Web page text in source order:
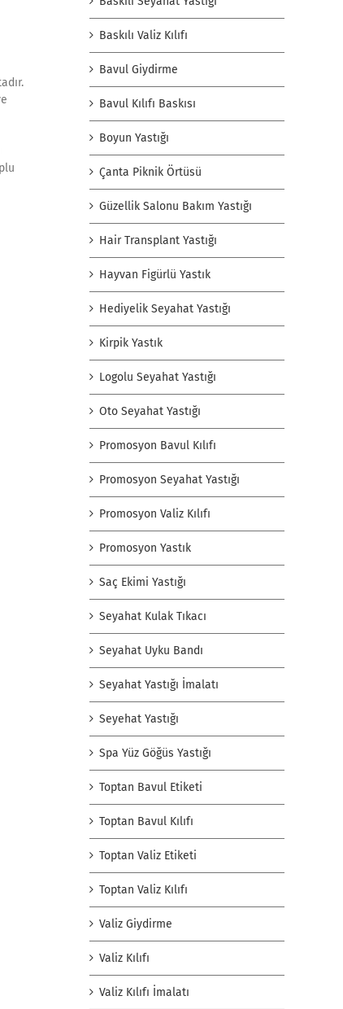
Baskılı Valiz Kılıfı
Bavul Giydirme
Bavul Kılıfı Baskısı
Boyun Yastığı
Çanta Piknik Örtüsü
Güzellik Salonu Bakım Yastığı
Hair Transplant Yastığı
Hayvan Figürlü Yastık
Hediyelik Seyahat Yastığı
Kirpik Yastık
Logolu Seyahat Yastığı
Oto Seyahat Yastığı
Promosyon Bavul Kılıfı
Promosyon Seyahat Yastığı
Promosyon Valiz Kılıfı
Promosyon Yastık
Saç Ekimi Yastığı
Seyahat Kulak Tıkacı
Seyahat Uyku Bandı
Seyahat Yastığı İmalatı
Seyehat Yastığı
Spa Yüz Göğüs Yastığı
Toptan Bavul Etiketi
Toptan Bavul Kılıfı
Toptan Valiz Etiketi
Toptan Valiz Kılıfı
Valiz Giydirme
Valiz Kılıfı
Valiz Kılıfı İmalatı